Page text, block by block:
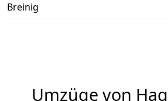
Breinig
Umzüge von